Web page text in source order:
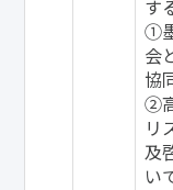
す
①
会
協
②
リ
及
い